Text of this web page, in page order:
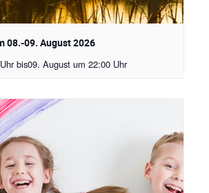
08.-09. August 2026
bis09. August um 22:00 Uhr